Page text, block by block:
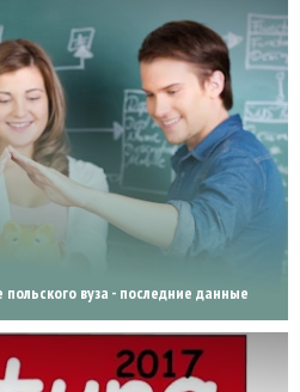
вуза - последние данные